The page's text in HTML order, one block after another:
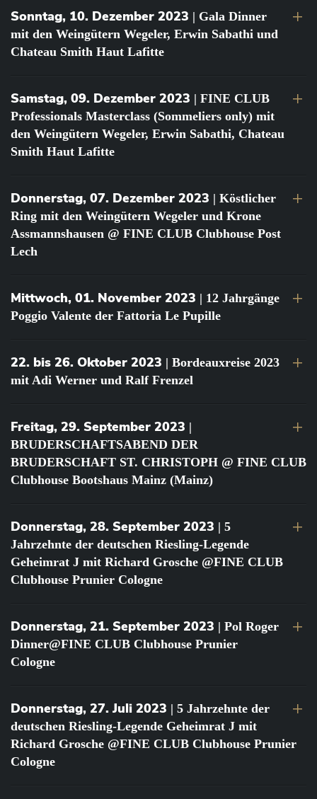
Sonntag, 10. Dezember 2023 | Gala Dinner
mit den Weingütern Wegeler, Erwin Sabathi und
Chateau Smith Haut Lafitte
Samstag, 09. Dezember 2023 | FINE CLUB
Professionals Masterclass (Sommeliers only) mit
den Weingütern Wegeler, Erwin Sabathi, Chateau
Smith Haut Lafitte
Donnerstag, 07. Dezember 2023 | Köstlicher
Ring mit den Weingütern Wegeler und Krone
Assmannshausen @ FINE CLUB Clubhouse Post
Lech
Mittwoch, 01. November 2023 | 12 Jahrgänge
Poggio Valente der Fattoria Le Pupille
22. bis 26. Oktober 2023 | Bordeauxreise 2023
mit Adi Werner und Ralf Frenzel
Freitag, 29. September 2023 |
BRUDERSCHAFTSABEND DER
BRUDERSCHAFT ST. CHRISTOPH @ FINE CLUB
Clubhouse Bootshaus Mainz (Mainz)
Donnerstag, 28. September 2023 | 5
Jahrzehnte der deutschen Riesling-Legende
Geheimrat J mit Richard Grosche @FINE CLUB
Clubhouse Prunier Cologne
Donnerstag, 21. September 2023 | Pol Roger
Dinner@FINE CLUB Clubhouse Prunier
Cologne
Donnerstag, 27. Juli 2023 | 5 Jahrzehnte der
deutschen Riesling-Legende Geheimrat J mit
Richard Grosche @FINE CLUB Clubhouse Prunier
Cologne